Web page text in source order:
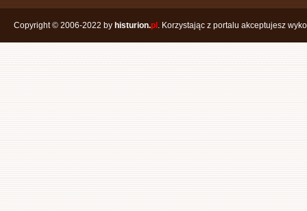
Copyright © 2006-2022 by histurion.pl . Korzystając z portalu akceptujesz